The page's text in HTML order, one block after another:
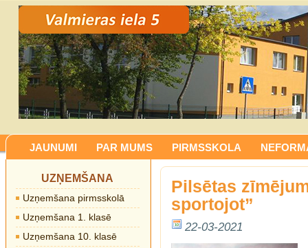
JAUNUMI PAR MUMS PIRMSSKOLA
UZŅEMŠANA
Uzņemšana pirmsskolā
Uzņemšana 1. klasē
Uzņemšana 10. klasē
Pilsētas
sportojot”
22-03-2021